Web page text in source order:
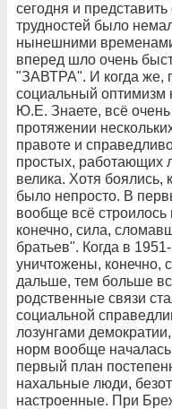
сегодня и
трудностей было
нынешними
вперед шло очень
"ЗАВТРА". И когда же,
социальный оптимизм
Ю.Е. Знаете, всё
протяжении
правоте и
простых, работающих
велика. Хотя
было непросто. В
вообще всё
конечно, сила,
братьев". Когда в
уничтожены, конечно,
дальше, тем больше
родственные связи
социальной
лозунгами
норм вообще
первый план
нахальные люди,
настроенные. При